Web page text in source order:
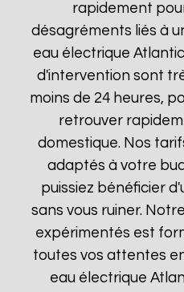
rapidement
désagréments liés à
eau électrique Atlantic
d'intervention sont
moins de 24 heures,
retrouver
domestique. Nos
adaptés à votre
puissiez bénéficier
sans vous ruiner.
expérimentés est
toutes vos attentes
eau électrique